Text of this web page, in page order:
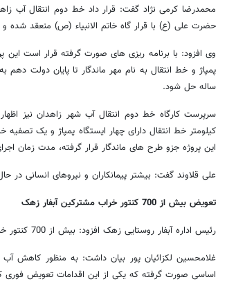
حضرت علی (ع) با قرار گاه خاتم الانبیاء (ص) منعقد شده و در حال حاضر 30 درصد
ساله حل شود.
کیلومتر خط انتقال دارای چهار ایستگاه پمپاژ و یک
این پروژه جزو طرح‌ های ماندگار قرار گرفته، مدت زمان اجرای آن به 18 ماه
علی قلاوند گفت: بیشتر پیمانکاران و نیروهای انسانی در
تعویض بیش از 700 کنتور خراب مشترکین آبفار زهک
رئیس اداره آبفار روستایی زهک افزود: بیش از 700 کنتور خراب مشترکین روستایی در طول سال 90 تعویض شده‌ اند.
غلامحسین لکزائیان پور بیان داشت: به منظور کاهش
اساسی صورت گرفته که یکی از این اقدامات تعویض
روزنامه‌های صبح پنج‌شنبه ۱۵ مرداد ۱۴۰۵